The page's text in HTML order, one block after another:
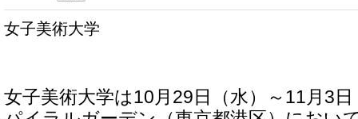
女子美術大学
女子美術大学は10月29日（水）～11月3